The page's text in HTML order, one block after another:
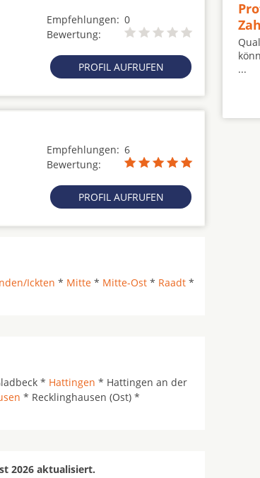
Empfehlungen: 0
Bewertung:
PROFIL AUFRUFEN
Empfehlungen: 6
Bewertung:
PROFIL AUFRUFEN
Ickten * Mitte * Mitte-Ost * Raadt *
* Hattingen * Hattingen an der
* Recklinghausen (Ost) *
2026 aktualisiert.
...